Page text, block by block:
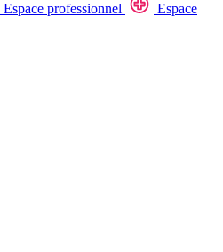
Espace professionnel
Espace